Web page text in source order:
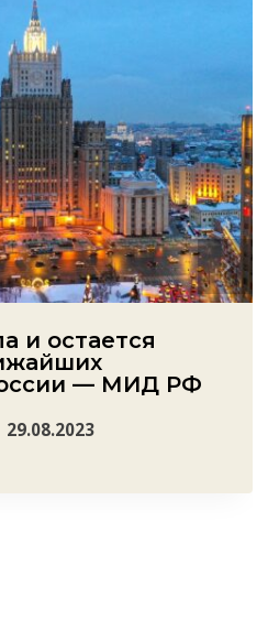
и остается
— МИД РФ
29.08.2023